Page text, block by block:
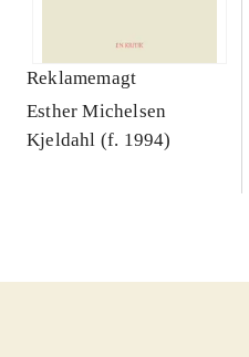
Reklamemagt
Esther Michelsen
Kjeldahl (f. 1994)